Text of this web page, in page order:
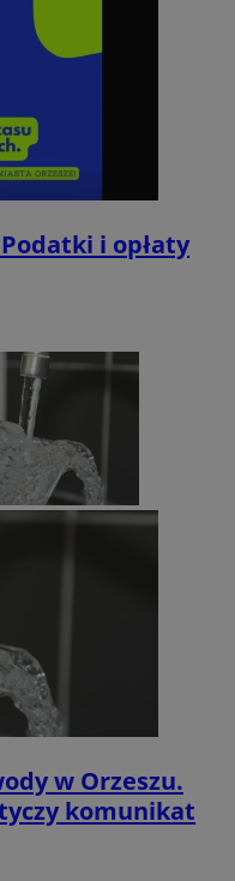
i opłaty
w Orzeszu.
komunikat